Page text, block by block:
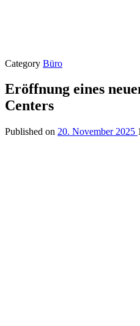
Category Büro
Eröffnung eines
Centers
Published on 20. November 2025